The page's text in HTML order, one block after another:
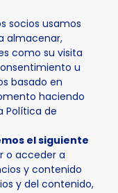
socios usamos
almacenar,
como su visita
u
basado en
haciendo
Política de
el siguiente
o acceder a
y contenido
y del contenido,
- El XXXI Curs
de